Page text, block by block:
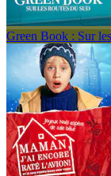
Green Book : Sur